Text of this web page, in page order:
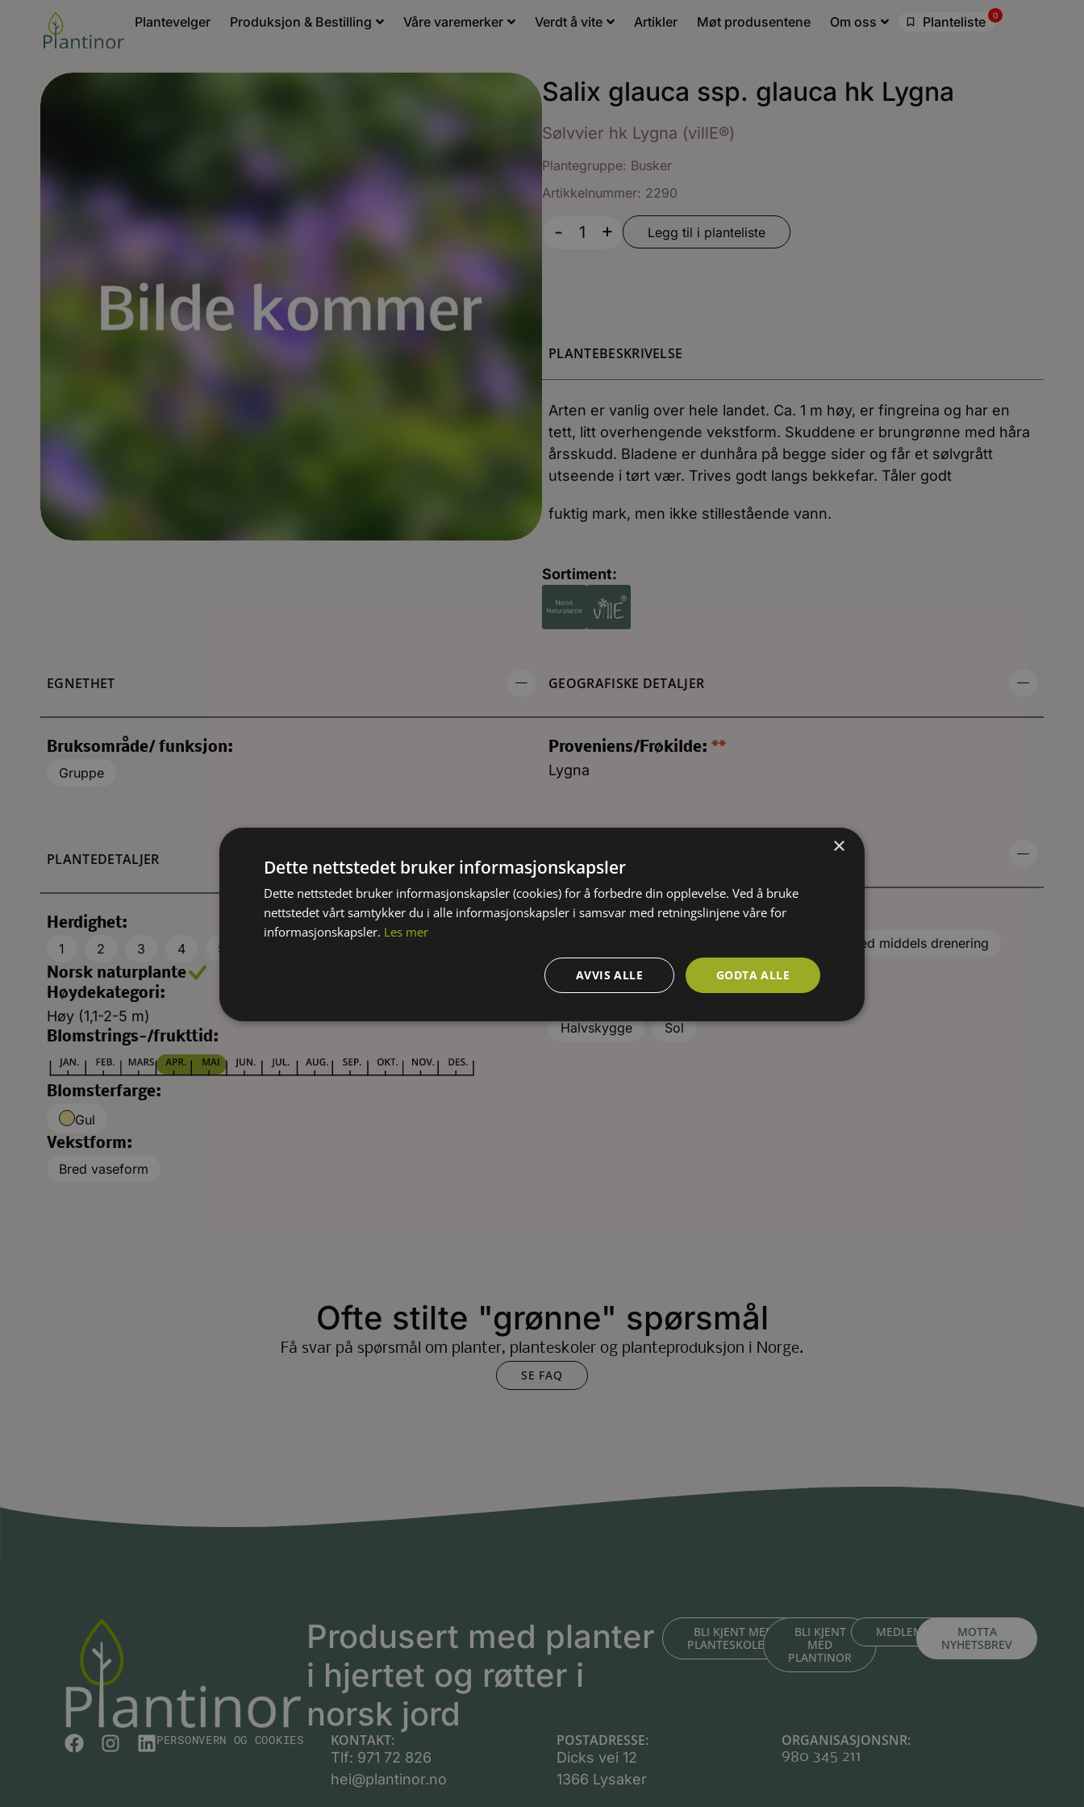
Plantevelger Produksjon & Bestilling Våre varemerker Verdt å vite Artikler Møt produsentene Om oss Planteliste 0
Salix glauca ssp. glauca hk Lygna
Sølvvier hk Lygna (villE®)
Plantegruppe: Busker
Artikkelnummer: 2290
- + Legg til i planteliste
PLANTEBESKRIVELSE
Arten er vanlig over hele landet. Ca. 1 m høy, er fingreina og har en
tett, litt overhengende vekstform. Skuddene er brungrønne med håra
årsskudd. Bladene er dunhåra på begge sider og får et sølvgrått
utseende i tørt vær. Trives godt langs bekkefar. Tåler godt
fuktig mark, men ikke stillestående vann.
Sortiment:
EGNETHET
Bruksområde/ funksjon:
Gruppe
PLANTEDETALJER
Herdighet:
1
2 3 4 5
Norsk naturplante
Høydekategori:
Høy (1,1-2-5 m)
Blomstrings-/frukttid:
Blomsterfarge:
Gul
Vekstform:
Bred vaseform
GEOGRAFISKE DETALJER
Proveniens/Frøkilde: **
Lygna
Jordtype:
Mineraljord med middels drenering
Moldrik med god drenering
Vannmettet
Halvskygge
Sol
Ofte stilte "grønne" spørsmål
Få svar på spørsmål om planter, planteskoler og planteproduksjon i Norge.
SE FAQ
Produsert med planter
i hjertet og røtter i
norsk jord
BLI KJENT MED
PLANTESKOLENE
BLI KJENT
MED
PLANTINOR
MEDLEMSPORTALMOTTA
NYHETSBREV
PERSONVERN OG COOKIES KONTAKT:
Tlf: 971 72 826
hei@plantinor.no
POSTADRESSE:
Dicks vei 12
1366 Lysaker
ORGANISASJONSNR:
980 345 211
×
Dette nettstedet bruker informasjonskapsler
Dette nettstedet bruker informasjonskapsler (cookies) for å forbedre din opplevelse. Ved å bruke
nettstedet vårt samtykker du i alle informasjonskapsler i samsvar med retningslinjene våre for
informasjonskapsler. Les mer
GODTA ALLE
AVVIS ALLE